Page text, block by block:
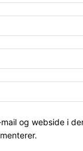
og webside i